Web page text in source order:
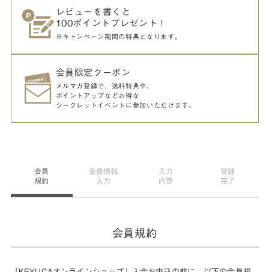
レビューを書くと
100ポイントプレゼント！
※キャンペーン期間の特典となります。
会員限定クーポン
メルマガ登録で、送料特典や、
ポイントアップなどお得な
シークレットイベントに参加いただけます。
会員
規約
会員情報
入力
入力
内容
登録
完了
会員規約